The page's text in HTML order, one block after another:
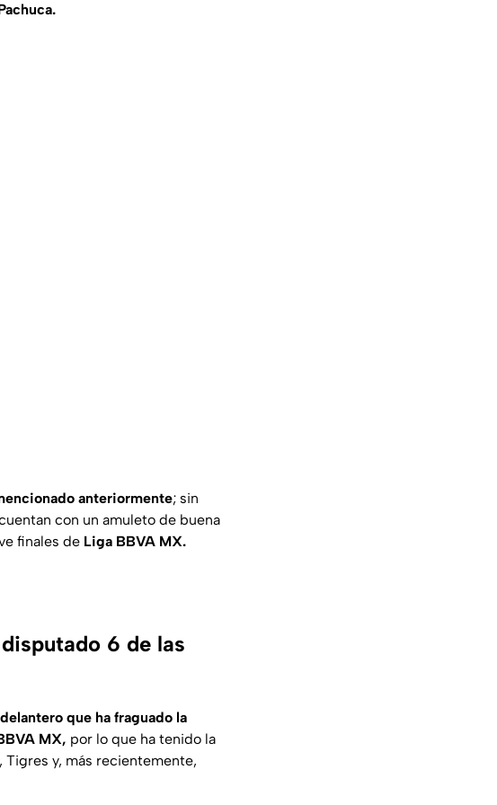
anteriormente; sin
con un amuleto de buena
finales de Liga BBVA MX.
6 de las
que ha fraguado la
MX, por lo que ha tenido la
y, más recientemente,